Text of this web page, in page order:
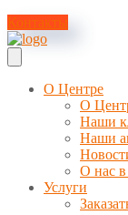
Контакты
О Центре
О
Наши
Наши
О нас
Услуги